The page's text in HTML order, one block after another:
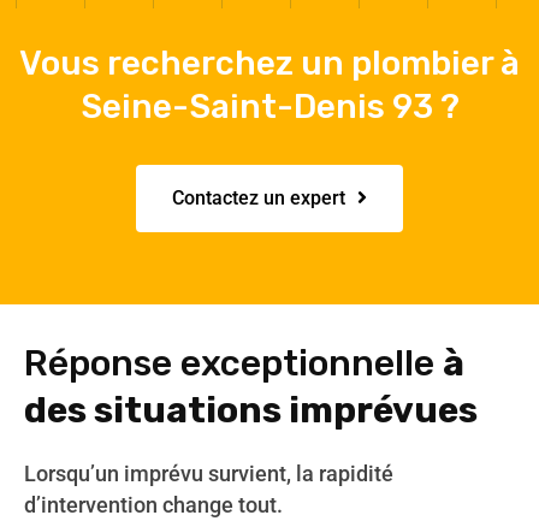
Vous recherchez un plombier à
Seine-Saint-Denis 93 ?
Contactez un expert
Réponse exceptionnelle à
des situations imprévues
Lorsqu’un imprévu survient, la rapidité
d’intervention change tout.